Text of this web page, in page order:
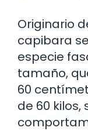
Originario
capibara
especie
tamaño,
60
de 60 kilos,